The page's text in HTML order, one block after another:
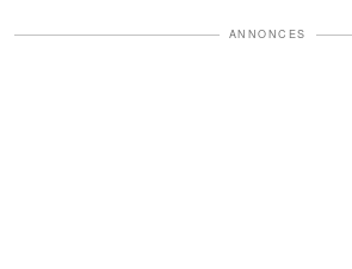
ANNONCES